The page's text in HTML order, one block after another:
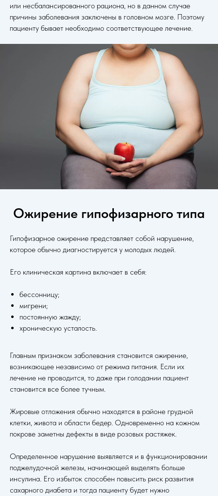
или несбалансированного рациона, но в данном случае
причины заболевания заключены в головном мозге. Поэтому
пациенту бывает необходимо соответствующее лечение.
Ожирение гипофизарного типа
Гипофизарное ожирение представляет собой нарушение,
которое обычно диагностируется у молодых людей.
Его клиническая картина включает в себя:
бессонницу;
мигрени;
постоянную жажду;
хроническую усталость.
Главным признаком заболевания становится ожирение,
возникающее независимо от режима питания. Если их
лечение не проводится, то даже при голодании пациент
становится все более тучным.
Жировые отложения обычно находятся в районе грудной
клетки, живота и области бедер. Одновременно на кожном
покрове заметны дефекты в виде розовых растяжек.
Определенное нарушение выявляется и в функционировании
поджелудочной железы, начинающей выделять больше
инсулина. Его избыток способен повысить риск развития
сахарного диабета и тогда пациенту будет нужно